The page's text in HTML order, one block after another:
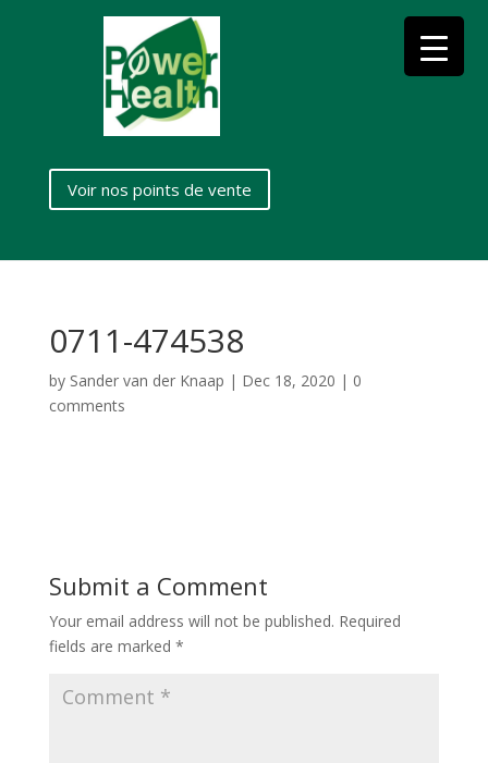
Voir nos points de vente
0711-474538
by Sander van der Knaap | Dec 18, 2020 | 0
comments
Submit a Comment
Your email address will not be published. Required
fields are marked *